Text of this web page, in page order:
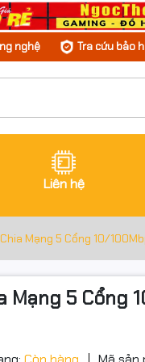
nghệ Tra cứu bảo
Liên hệ
Mạng 5 Cổng 10/
Mạng 5